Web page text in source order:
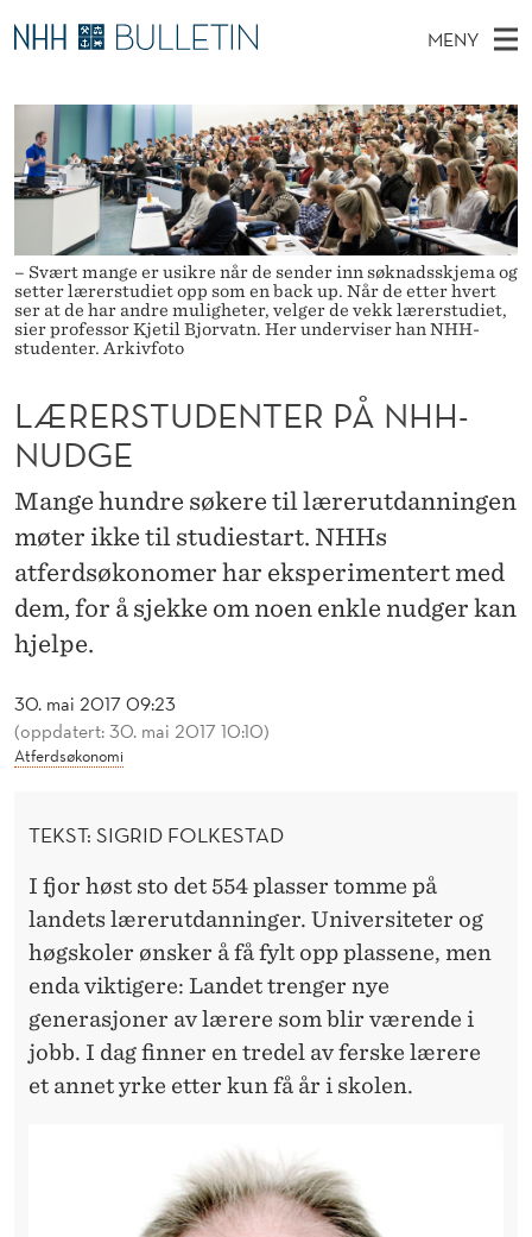
L
Æ
R
R
T
U
E
N
T
E
R
P
N
H
MENY
O
V
E
D
M
E
N
Y
Ø
E
T
T
E
D
E
T
Stipendiater og nye forskerprofiler
Disputaser
Ekspertutvalg
Om Bulletin
– Svært mange er usikre når de sender inn søknadsskjema og
setter lærerstudiet opp som en back up. Når de etter hvert
ser at de har andre muligheter, velger de vekk lærerstudiet,
sier professor Kjetil Bjorvatn. Her underviser han NHH-
studenter. Arkivfoto
30. mai 2017 09:23
(oppdatert: 30. mai 2017 10:10)
Atferdsøkonomi
LÆRERSTUDENTER PÅ NHH-
NUDGE
Mange hundre søkere til lærerutdanningen
møter ikke til studiestart. NHHs
atferdsøkonomer har eksperimentert med
dem, for å sjekke om noen enkle nudger kan
hjelpe.
TEKST: SIGRID FOLKESTAD
I fjor høst sto det 554 plasser tomme på
landets lærerutdanninger. Universiteter og
høgskoler ønsker å få fylt opp plassene, men
enda viktigere: Landet trenger nye
generasjoner av lærere som blir værende i
jobb. I dag finner en tredel av ferske lærere
et annet yrke etter kun få år i skolen.